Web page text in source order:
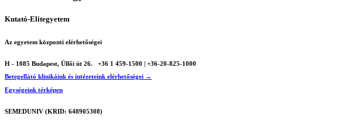
Kutató-Elitegyetem
Az egyetem központi elérhetőségei
H - 1085 Budapest, Üllői út 26.
+36 1 459-1500 | +36-20-825-1000
Betegellátó klinikáink és intézeteink elérhetőségei →
Egységeink térképen
SEMEDUNIV (KRID: 648905308)